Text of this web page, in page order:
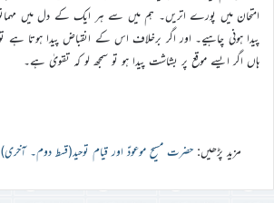
امتحان میں پورے اتریں۔ ہم میں سے ہر ایک کے دل میں
پیدا ہونی چاہیے۔ اور اگر برخلاف اس کے انقباض پیدا ہوتا ہے
ہاں اگر ایسے موقع پر بشاشت پیدا ہو تو سمجھ لو کہ تقویٰ ہے۔
مزید پڑھیں: حضرت مسیح موعودؑ اور قیام توحید(قسط دوم۔ آخری)